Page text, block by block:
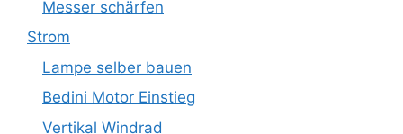
Messer schärfen
Strom
Lampe selber bauen
Bedini Motor Einstieg
Vertikal Windrad